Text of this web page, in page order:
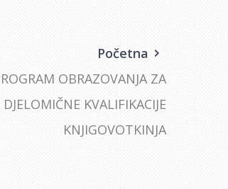
Početna
OBRAZOVANJA ZA
DJELOMIČNE KVALIFIKACIJE
KNJIGOVOTKINJA